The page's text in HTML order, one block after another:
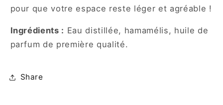
pour que votre espace reste léger et agréable !
Ingrédients : Eau distillée, hamamélis, huile de
parfum de première qualité.
Share